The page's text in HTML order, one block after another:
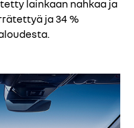
lainkaan nahkaa ja
ja 34 %